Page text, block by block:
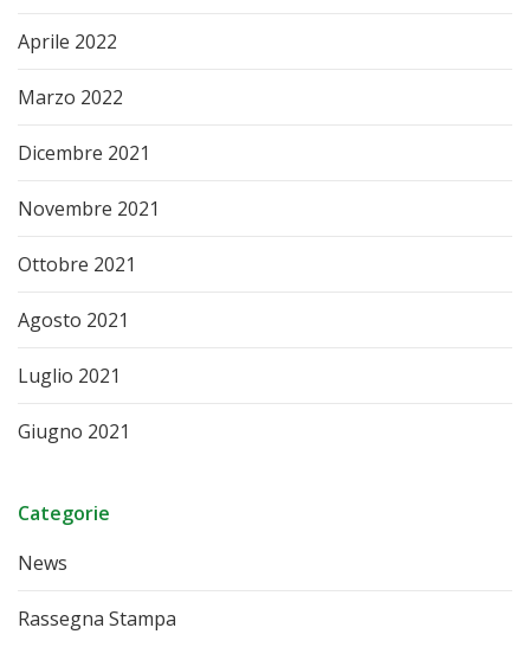
Aprile 2022
Marzo 2022
Dicembre 2021
Novembre 2021
Ottobre 2021
Agosto 2021
Luglio 2021
Giugno 2021
Categorie
News
Rassegna Stampa